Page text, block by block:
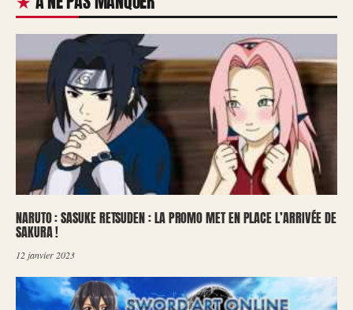
NARUTO : SASUKE RETSUDEN : LA PROMO MET EN PLACE L’ARRIVÉE DE
SAKURA !
12 janvier 2023